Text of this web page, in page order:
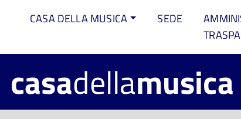
CASA DELLA MUSICA SEDE
casadellamusica